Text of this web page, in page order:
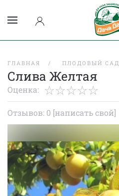
ГЛАВНАЯ ПЛОДОВЫЙ САД
Слива Желтая
Оценка:
Отзывов: 0 [написать свой]